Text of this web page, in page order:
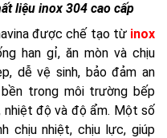
liệu inox 304 cao cấp
được chế tạo từ inox
han gỉ, ăn mòn và chịu
dễ vệ sinh, bảo đảm an
trong môi trường bếp
độ và độ ẩm. Một số
chịu nhiệt, chịu lực, giúp